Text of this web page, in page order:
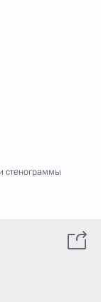
стенограммы